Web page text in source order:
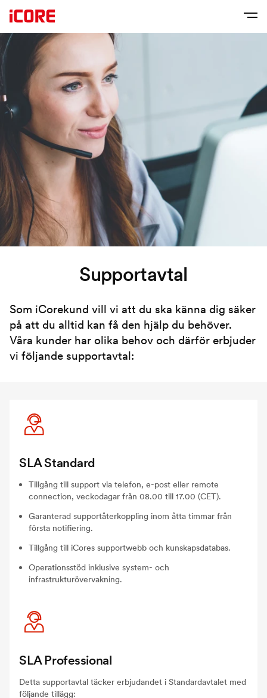
Supportavtal
Som iCorekund vill vi att du ska känna dig säker
på att du alltid kan få den hjälp du behöver.
Våra kunder har olika behov och därför erbjuder
vi följande supportavtal:
SLA Standard
Tillgång till support via telefon, e-post eller remote
connection, veckodagar från 08.00 till 17.00 (CET).
Garanterad supportåterkoppling inom åtta timmar från
första notifiering.
Tillgång till iCores supportwebb och kunskapsdatabas.
Operationsstöd inklusive system- och
infrastrukturövervakning.
SLA Professional
Detta supportavtal täcker erbjudandet i Standardavtalet med
följande tillägg: